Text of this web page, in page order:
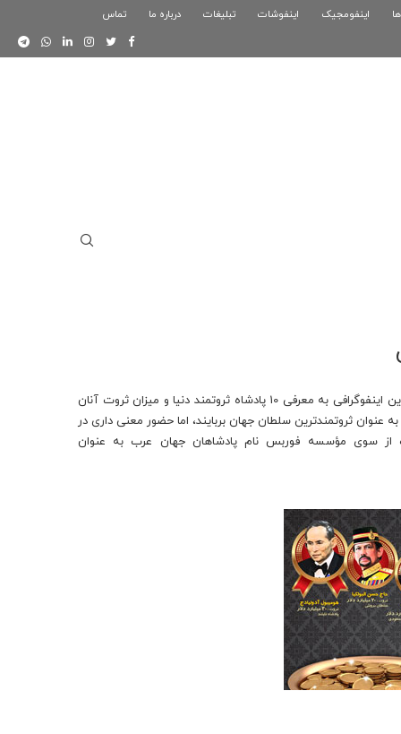
بازی کلش رویال
اینفومجیک اینفوشات تبلیغات درباره ما تماس
همواره شناختن ثروتمندترین افراد و میزان دارایی آنان برای مردم جالب است. این اینفوگرافی به معرفی 10 پادشاه ثروتمند دنیا و میزان ثروت آنان
عنوان ثروتمندترین سلطان جهان بربایند، اما حضور معنی داری در
از سوی مؤسسه فوربس نام پادشاهان جهان عرب به عنوان